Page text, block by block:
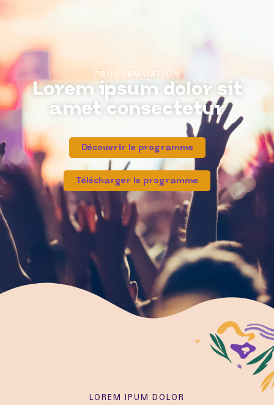
PROGRAMMATION
Lorem ipsum dolor sit
amet consectetur
Découvrir le programme
Télécharger le programme
LOREM IPUM DOLOR